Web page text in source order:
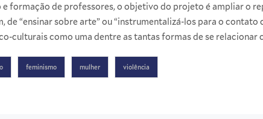
e formação de professores, o objetivo do projeto é ampliar o
de “ensinar sobre arte” ou “instrumentalizá-los para o contato
culturais como uma dentre as tantas formas de se relacionar
feminismo mulher violência